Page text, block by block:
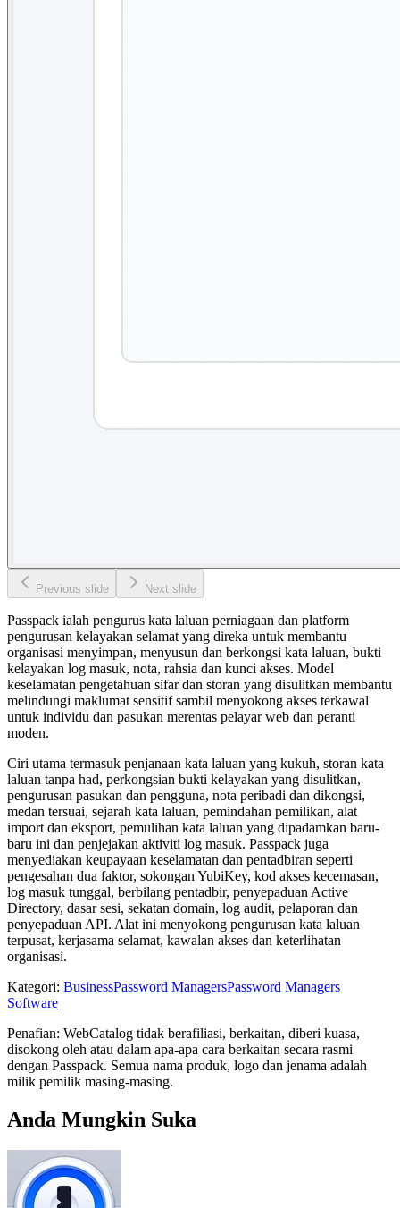
Previous slide Next slide
Passpack ialah pengurus kata laluan perniagaan dan platform
pengurusan kelayakan selamat yang direka untuk membantu
organisasi menyimpan, menyusun dan berkongsi kata laluan, bukti
kelayakan log masuk, nota, rahsia dan kunci akses. Model
keselamatan pengetahuan sifar dan storan yang disulitkan membantu
melindungi maklumat sensitif sambil menyokong akses terkawal
untuk individu dan pasukan merentas pelayar web dan peranti
moden.
Ciri utama termasuk penjanaan kata laluan yang kukuh, storan kata
laluan tanpa had, perkongsian bukti kelayakan yang disulitkan,
pengurusan pasukan dan pengguna, nota peribadi dan dikongsi,
medan tersuai, sejarah kata laluan, pemindahan pemilikan, alat
import dan eksport, pemulihan kata laluan yang dipadamkan baru-
baru ini dan penjejakan aktiviti log masuk. Passpack juga
menyediakan keupayaan keselamatan dan pentadbiran seperti
pengesahan dua faktor, sokongan YubiKey, kod akses kecemasan,
log masuk tunggal, berbilang pentadbir, penyepaduan Active
Directory, dasar sesi, sekatan domain, log audit, pelaporan dan
penyepaduan API. Alat ini menyokong pengurusan kata laluan
terpusat, kerjasama selamat, kawalan akses dan keterlihatan
organisasi.
Kategori: BusinessPassword ManagersPassword Managers
Software
Penafian: WebCatalog tidak berafiliasi, berkaitan, diberi kuasa,
disokong oleh atau dalam apa-apa cara berkaitan secara rasmi
dengan Passpack. Semua nama produk, logo dan jenama adalah
milik pemilik masing-masing.
Anda Mungkin Suka